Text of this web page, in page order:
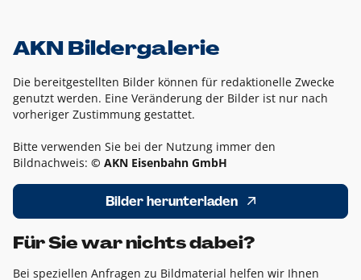
AKN Bildergalerie
Die bereitgestellten Bilder können für redaktionelle Zwecke
genutzt werden. Eine Veränderung der Bilder ist nur nach
vorheriger Zustimmung gestattet.
Bitte verwenden Sie bei der Nutzung immer den
Bildnachweis: © AKN Eisenbahn GmbH
Bilder herunterladen
Für Sie war nichts dabei?
Bei speziellen Anfragen zu Bildmaterial helfen wir Ihnen